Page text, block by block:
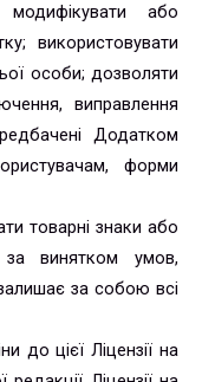
модифікувати або
використовувати
особи; дозволяти
виправлення
Додатком
форми
товарні знаки або
за винятком умов,
залишає за собою всі
до цієї Ліцензії на